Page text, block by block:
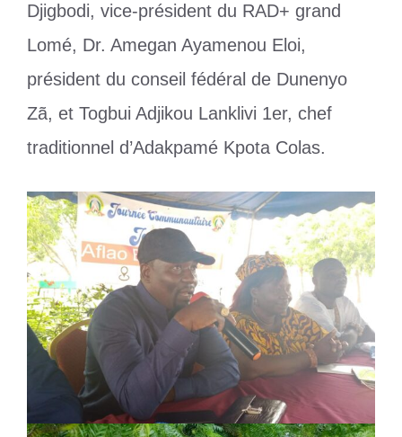
Djigbodi, vice-président du RAD+ grand
Lomé, Dr. Amegan Ayamenou Eloi,
président du conseil fédéral de Dunenyo
Zã, et Togbui Adjikou Lanklivi 1er, chef
traditionnel d’Adakpamé Kpota Colas.